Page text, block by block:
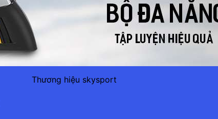
Thương hiệu skysport